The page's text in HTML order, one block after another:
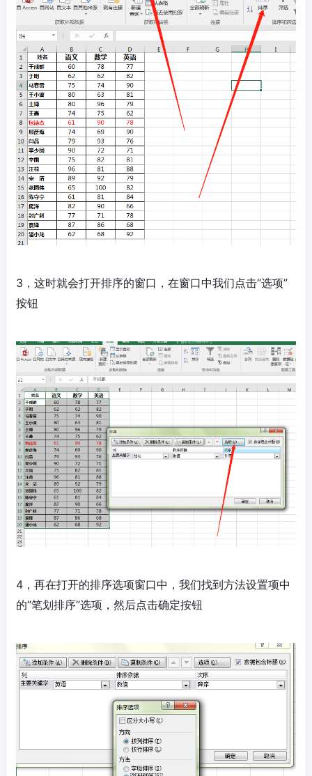
3，这时就会打开排序的窗口，在窗口中我们点击“选项”
按钮
4，再在打开的排序选项窗口中，我们找到方法设置项中
的“笔划排序”选项，然后点击确定按钮